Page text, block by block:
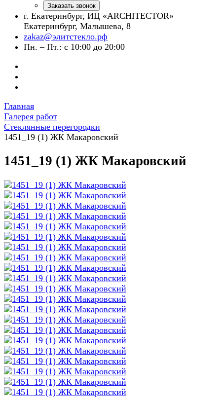
Заказать звонок
г. Екатеринбург, ИЦ «ARCHITECTOR»
Екатеринбург, Малышева, 8
zakaz@элитстекло.рф
Пн. – Пт.: с 10:00 до 20:00
Главная
Галерея работ
Стеклянные перегородки
1451_19 (1) ЖК Макаровский
1451_19 (1) ЖК Макаровский